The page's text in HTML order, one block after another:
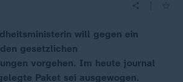
will gegen ein
gesetzlichen
vorgehen. Im heute journal
Paket sei ausgewogen.